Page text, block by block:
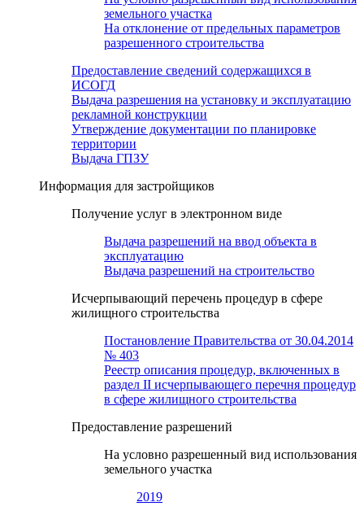
земельного участка
На отклонение от предельных параметров
разрешенного строительства
Предоставление сведений содержащихся в
ИСОГД
Выдача разрешения на установку и эксплуатацию
рекламной конструкции
Утверждение документации по планировке
территории
Выдача ГПЗУ
Информация для застройщиков
Получение услуг в электронном виде
Выдача разрешений на ввод объекта в
эксплуатацию
Выдача разрешений на строительство
Исчерпывающий перечень процедур в сфере
жилищного строительства
Постановление Правительства от 30.04.2014
№ 403
Реестр описания процедур, включенных в
раздел II исчерпывающего перечня процедур
в сфере жилищного строительства
Предоставление разрешений
На условно разрешенный вид использования
земельного участка
2019